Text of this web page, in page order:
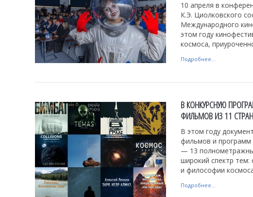
10 апреля в
К.Э. Циолковского
Международного
этом году
космоса,
Подробнее...
В КОНКУРСНУЮ
ФИЛЬМОВ ИЗ 11 СТРАН
В этом году
фильмов и программ
— 13
широкий спектр
и философии
Подробнее...